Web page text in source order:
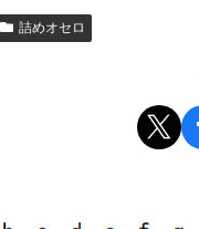
詰めオセロ